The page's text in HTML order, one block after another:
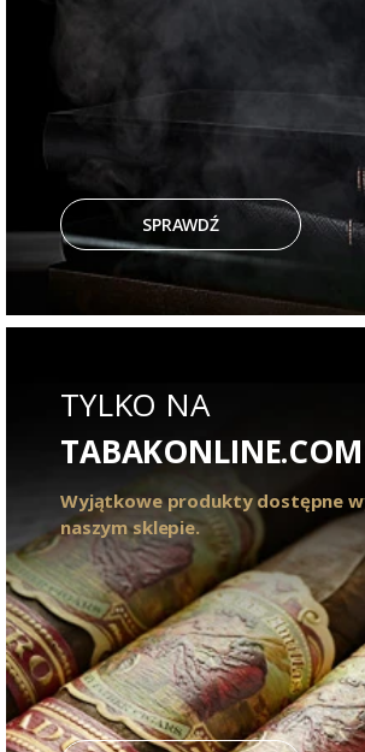
SPRAWDŹ
TYLKO NA
TABAKONLINE.COM
Wyjątkowe produkty dostępne
naszym sklepie.